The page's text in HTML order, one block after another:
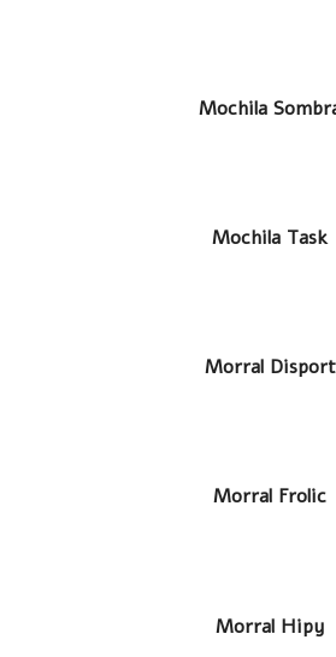
LEER MÁS
Mochila Simba
LEER MÁS
Mochila Sombra
LEER MÁS
Mochila Task
LEER MÁS
Morral Disport
LEER MÁS
Morral Frolic